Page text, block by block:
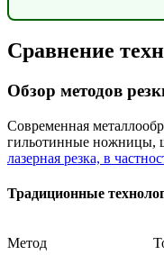
Сравнение
Обзор методов
Современная
гильотинные ножницы,
лазерная резка, в
Традиционные
Метод